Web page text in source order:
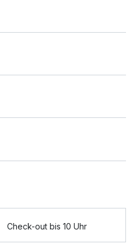
Check-out bis 10 Uhr